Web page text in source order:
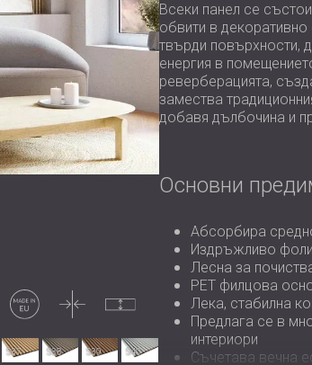
в EU
S37 S38 S39 S40
Всеки панел се
обвити в
твърди повърхности,
енергия в
реверберацията,
замества
добавя дълбочина и
Основни
Абсорбира
Издръжливо
Лесна за
PET филцова
Лека, стабилна
Предлага се в
интериори
Съчетава вечна